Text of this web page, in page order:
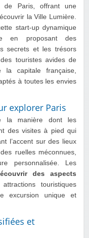
de Paris, offrant une
la Ville Lumière.
start-up dynamique
en proposant des
secrets et les trésors
touristes avides de
la capitale française,
à toutes les envies
explorer Paris
la manière dont les
des visites à pied qui
l’accent sur des lieux
ruelles méconnues,
personnalisée. Les
des aspects
touristiques
excursion unique et
et